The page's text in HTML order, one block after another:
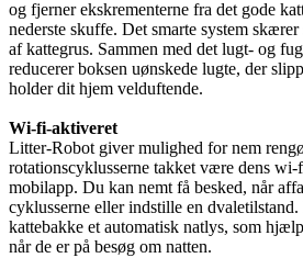
og fjerner ekskrementerne fra det gode
nederste skuffe. Det smarte system
af kattegrus. Sammen med det lugt- og
reducerer boksen uønskede lugte, der
holder dit hjem velduftende.
Wi-fi-aktiveret
Litter-Robot giver mulighed for nem
rotationscyklusserne takket være dens
mobilapp. Du kan nemt få besked, når
cyklusserne eller indstille en dvaletilstand.
kattebakke et automatisk natlys, som
når de er på besøg om natten.